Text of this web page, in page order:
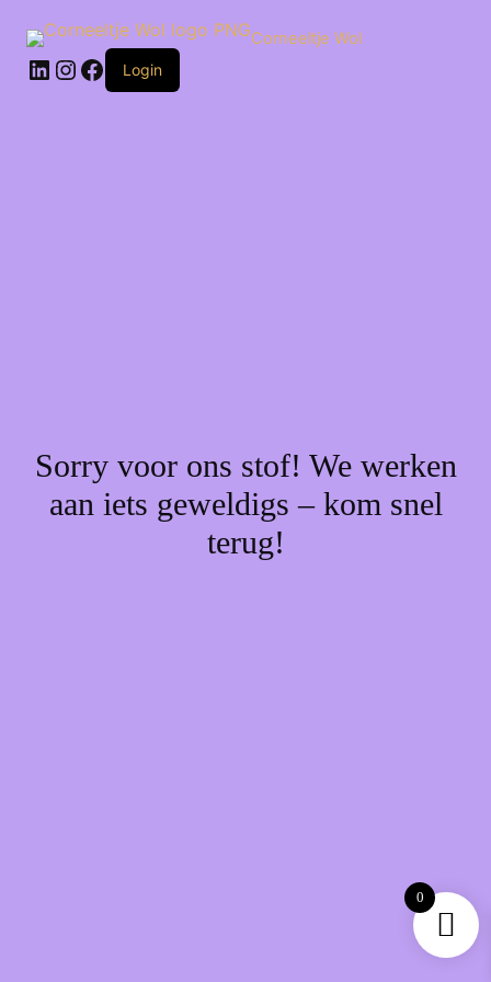
naar
inhoud
Corneeltje Wol
LinkedIn
Instagram
Facebook
Login
Sorry voor ons stof! We werken
aan iets geweldigs – kom snel
terug!
0